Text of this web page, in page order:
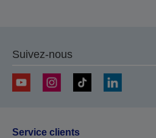
Suivez-nous
Service clients